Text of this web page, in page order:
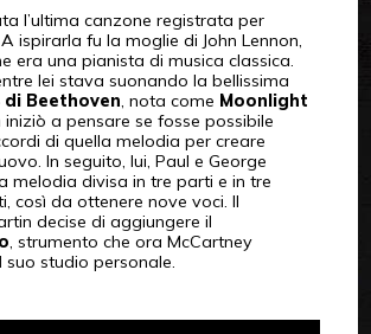
l’ultima canzone registrata per
ispirarla fu la moglie di John Lennon,
era una pianista di musica classica.
lei stava suonando la bellissima
Beethoven, nota come Moonlight
iniziò a pensare se fosse possibile
di quella melodia per creare
In seguito, lui, Paul e George
melodia divisa in tre parti e in tre
così da ottenere nove voci. Il
decise di aggiungere il
, strumento che ora McCartney
suo studio personale.